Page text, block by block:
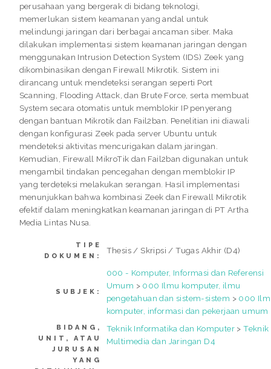
perusahaan yang bergerak di bidang teknologi,
memerlukan sistem keamanan yang andal untuk
melindungi jaringan dari berbagai ancaman siber. Maka
dilakukan implementasi sistem keamanan jaringan dengan
menggunakan Intrusion Detection System (IDS) Zeek yang
dikombinasikan dengan Firewall Mikrotik. Sistem ini
dirancang untuk mendeteksi serangan seperti Port
Scanning, Flooding Attack, dan Brute Force, serta membuat
System secara otomatis untuk memblokir IP penyerang
dengan bantuan Mikrotik dan Fail2ban. Penelitian ini diawali
dengan konfigurasi Zeek pada server Ubuntu untuk
mendeteksi aktivitas mencurigakan dalam jaringan.
Kemudian, Firewall MikroTik dan Fail2ban digunakan untuk
mengambil tindakan pencegahan dengan memblokir IP
yang terdeteksi melakukan serangan. Hasil implementasi
menunjukkan bahwa kombinasi Zeek dan Firewall Mikrotik
efektif dalam meningkatkan keamanan jaringan di PT Artha
Media Lintas Nusa.
TIPE
DOKUMEN:
Thesis / Skripsi / Tugas Akhir (D4)
SUBJEK:
000 - Komputer, Informasi dan Referensi
Umum > 000 Ilmu komputer, ilmu
pengetahuan dan sistem-sistem > 000
komputer, informasi dan pekerjaan umum
BIDANG,
UNIT, ATAU
JURUSAN
YANG
Teknik Informatika dan Komputer >Teknik
Multimedia dan Jaringan D4